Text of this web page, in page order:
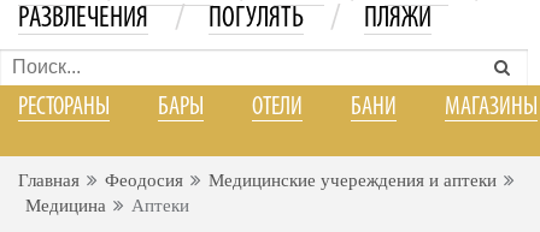
РАЗВЛЕЧЕНИЯ / ПОГУЛЯТЬ / ПЛЯЖИ
РЕСТОРАНЫ БАРЫ ОТЕЛИ БАНИ МАГАЗИНЫ
Главная Феодосия
Медицинские учереждения и аптеки
Медицина
Аптеки